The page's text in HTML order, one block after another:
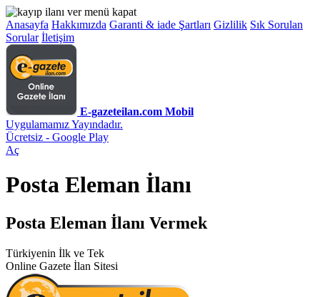
Anasayfa Hakkımızda Garanti & iade Şartları Gizlilik Sık Sorulan
Sorular İletişim
E-gazeteilan.com Mobil
Uygulamamız Yayındadır.
Ücretsiz - Google Play
Aç
Posta Eleman İlanı
Posta Eleman İlanı Vermek
Türkiyenin İlk ve Tek
Online Gazete İlan Sitesi